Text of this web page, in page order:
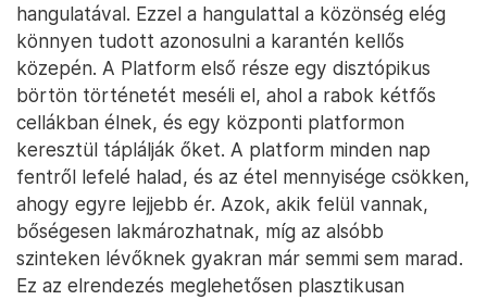
hangulatával. Ezzel a hangulattal a közönség elég
könnyen tudott azonosulni a karantén kellős
közepén. A Platform első része egy disztópikus
börtön történetét meséli el, ahol a rabok kétfős
cellákban élnek, és egy központi platformon
keresztül táplálják őket. A platform minden nap
fentről lefelé halad, és az étel mennyisége csökken,
ahogy egyre lejjebb ér. Azok, akik felül vannak,
bőségesen lakmározhatnak, míg az alsóbb
szinteken lévőknek gyakran már semmi sem marad.
Ez az elrendezés meglehetősen plasztikusan